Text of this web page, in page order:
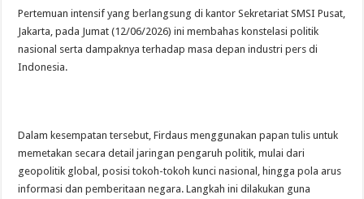
Pertemuan intensif yang berlangsung di kantor Sekretariat SMSI Pusat,
Jakarta, pada Jumat (12/06/2026) ini membahas konstelasi politik
nasional serta dampaknya terhadap masa depan industri pers di
Indonesia.
Dalam kesempatan tersebut, Firdaus menggunakan papan tulis untuk
memetakan secara detail jaringan pengaruh politik, mulai dari
geopolitik global, posisi tokoh-tokoh kunci nasional, hingga pola arus
informasi dan pemberitaan negara. Langkah ini dilakukan guna